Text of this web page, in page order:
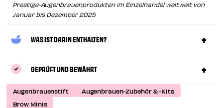
Prestige-Augenbrauenprodukten im Einzelhandel weltweit von
Januar bis Dezember 2025
WAS IST DARIN ENTHALTEN?
GEPRÜFT UND BEWÄHRT
Augenbrauenstift
Augenbrauen-Zubehör & -Kits
Brow Minis